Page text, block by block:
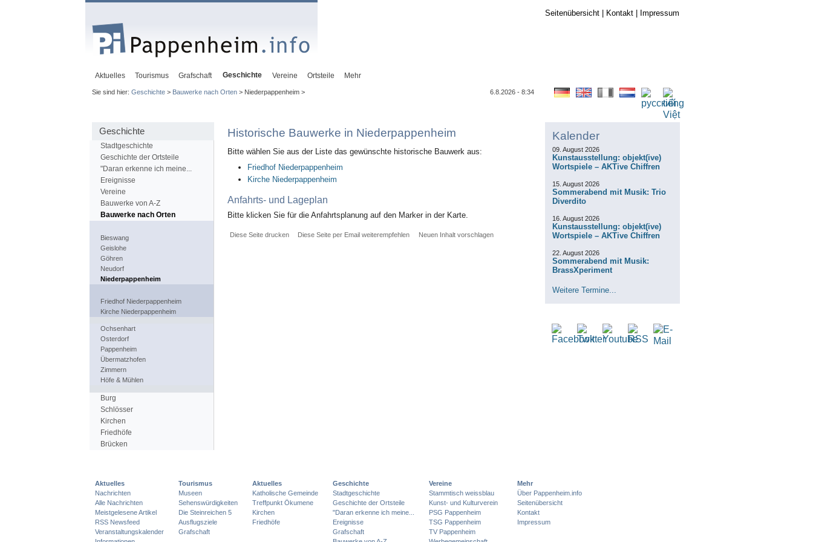
Seitenübersicht| Kontakt| Impressum
Aktuelles Tourismus Grafschaft Geschichte Vereine Ortsteile Mehr
Sie sind hier: Geschichte> Bauwerke nach Orten> Niederpappenheim > 6.8.2026 - 8:34
Geschichte
Stadtgeschichte
Geschichte der Ortsteile
"Daran erkenne ich meine...
Ereignisse
Vereine
Bauwerke von A-Z
Bauwerke nach Orten
Bieswang
Geislohe
Göhren
Neudorf
Niederpappenheim
Friedhof Niederpappenheim
Kirche Niederpappenheim
Ochsenhart
Osterdorf
Pappenheim
Übermatzhofen
Zimmern
Höfe & Mühlen
Burg
Schlösser
Kirchen
Friedhöfe
Brücken
Kalender
09. August 2026
Kunstausstellung: objekt(ive)
Wortspiele – AKTive Chiffren
15. August 2026
Sommerabend mit Musik: Trio
Diverdito
16. August 2026
Kunstausstellung: objekt(ive)
Wortspiele – AKTive Chiffren
22. August 2026
Sommerabend mit Musik:
BrassXperiment
Weitere Termine...
Historische Bauwerke in Niederpappenheim
Bitte wählen Sie aus der Liste das gewünschte historische Bauwerk aus:
Friedhof Niederpappenheim
Kirche Niederpappenheim
Anfahrts- und Lageplan
Bitte klicken Sie für die Anfahrtsplanung auf den Marker in der Karte.
Diese Seite drucken Diese Seite per Email weiterempfehlen Neuen Inhalt vorschlagen
Aktuelles
Nachrichten
Alle Nachrichten
Meistgelesene Artikel
RSS Newsfeed
Veranstaltungskalender
Tourismus
Museen
Sehenswürdigkeiten
Die Steinreichen 5
Ausflugsziele
Grafschaft
Aktuelles
Katholische Gemeinde
Treffpunkt Ökumene
Kirchen
Friedhöfe
Geschichte
Stadtgeschichte
Geschichte der Ortsteile
"Daran erkenne ich meine...
Ereignisse
Grafschaft
Vereine
Stammtisch weissblau
Kunst- und Kulturverein
PSG Pappenheim
TSG Pappenheim
TV Pappenheim
Mehr
Über Pappenheim.info
Seitenübersicht
Kontakt
Impressum